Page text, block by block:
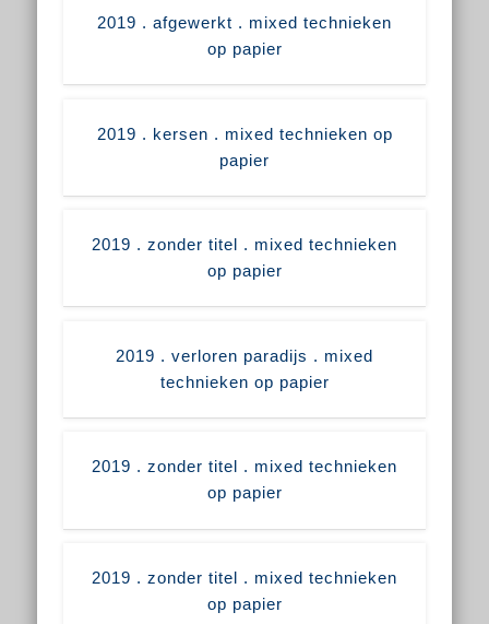
2019 . afgewerkt . mixed technieken
op papier
2019 . kersen . mixed technieken op
papier
2019 . zonder titel . mixed technieken
op papier
2019 . verloren paradijs . mixed
technieken op papier
2019 . zonder titel . mixed technieken
op papier
2019 . zonder titel . mixed technieken
op papier